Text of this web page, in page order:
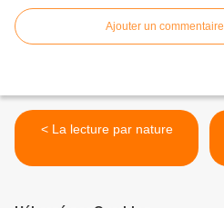
Ajouter un commentaire
< La lecture par nature